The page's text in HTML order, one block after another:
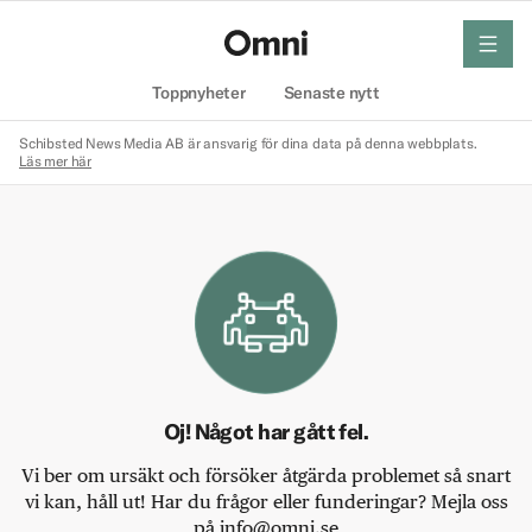
Toppnyheter Senaste nytt
meny
Schibsted News Media AB är ansvarig för dina data på denna webbplats.
Läs mer här
Oj! Något har gått fel.
Vi ber om ursäkt och försöker åtgärda problemet så snart
vi kan, håll ut! Har du frågor eller funderingar? Mejla oss